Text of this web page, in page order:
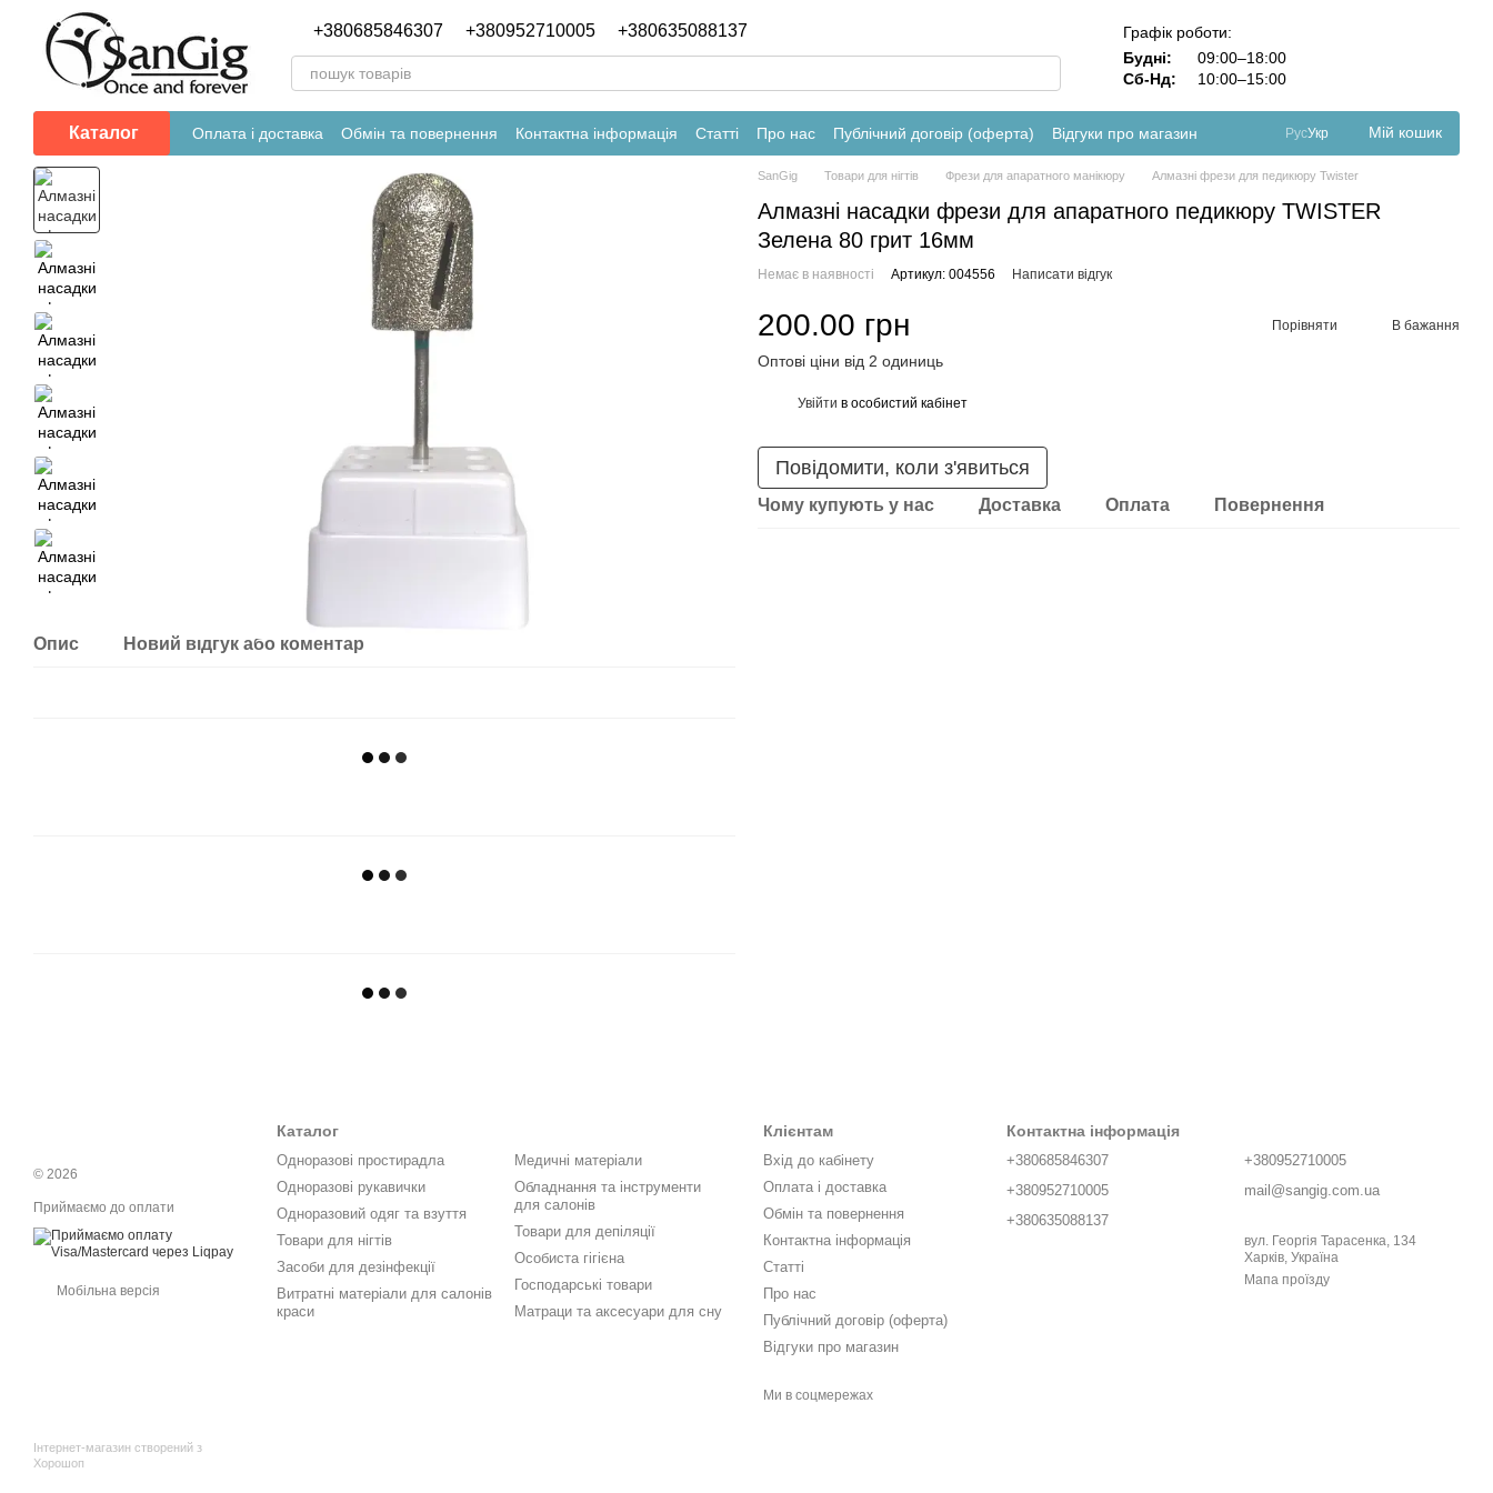
Перейти до основного контенту
+380685846307 +380952710005 +380635088137
Графік роботи:
Будні:
09:00–18:00
Сб-Нд:
10:00–15:00
Каталог Оплата і доставка Обмін та повернення Контактна інформація Статті Про нас Публічний договір (оферта) Відгуки про магазин РусУкр Мій кошик
Опис Новий відгук або коментар
SanGig Товари для нігтів Фрези для апаратного манікюру Алмазні фрези для педикюру Twister
Алмазні насадки фрези для апаратного педикюру TWISTER
Зелена 80 грит 16мм
Немає в наявності Артикул: 004556 Написати відгук
200.00 грн Порівняти В бажання
Оптові ціни від 2 одиниць
Увійти в особистий кабінет
Повідомити, коли з'явиться
Чому купують у нас Доставка Оплата Повернення
© 2026
Приймаємо до оплати
Мобільна версія
Інтернет-магазин створений з
Хорошоп
Каталог
Одноразові простирадла
Одноразові рукавички
Одноразовий одяг та взуття
Товари для нігтів
Засоби для дезінфекції
Витратні матеріали для салонів
краси
Медичні матеріали
Обладнання та інструменти
для салонів
Товари для депіляції
Особиста гігієна
Господарські товари
Матраци та аксесуари для сну
Клієнтам
Вхід до кабінету
Оплата і доставка
Обмін та повернення
Контактна інформація
Статті
Про нас
Публічний договір (оферта)
Відгуки про магазин
Ми в соцмережах
Контактна інформація
+380685846307
+380952710005
+380635088137
+380952710005
mail@sangig.com.ua
вул. Георгія Тарасенка, 134
Харків, Україна
Мапа проїзду